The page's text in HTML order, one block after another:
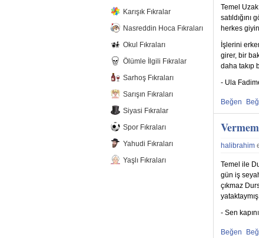
Karışık Fıkralar
Nasreddin Hoca Fıkraları
Okul Fıkraları
Ölümle İlgili Fıkralar
Sarhoş Fıkraları
Sarışın Fıkraları
Siyasi Fıkralar
Spor Fıkraları
Yahudi Fıkraları
Yaşlı Fıkraları
Temel
herkes
İşlerini
girer, bir
daha takıp
- Ula
Beğen
halibrahim
Temel ile
gün iş
çıkmaz
- Sen
Beğen